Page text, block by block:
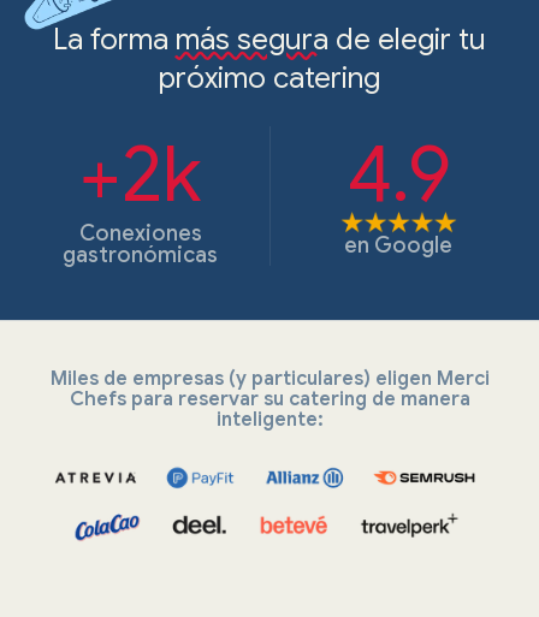
La forma más segura de elegir tu
próximo catering
+2k
Conexiones
gastronómicas
4.9
en Google
Miles de empresas (y particulares) eligen Merci
Chefs para reservar su catering de manera
inteligente: